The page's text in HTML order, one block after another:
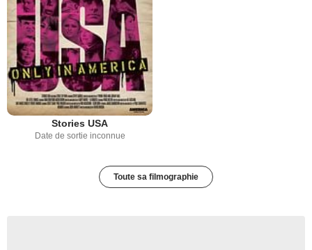
Stories USA
Date de sortie inconnue
Toute sa filmographie